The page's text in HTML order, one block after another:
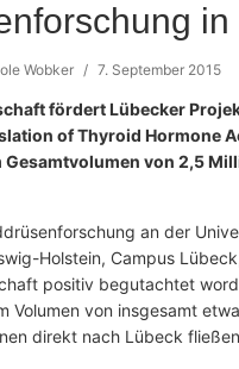
Wobker / 7. September 2015
fördert Lübecker
of Thyroid Hormone
von 2,5
an der
Holstein, Campus
positiv begutachtet
Volumen von insgesamt
direkt nach Lübeck